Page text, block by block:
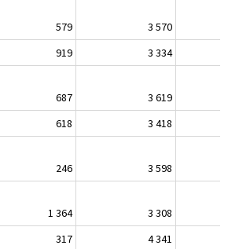
579
3 570
919
3 334
687
3 619
618
3 418
246
3 598
1 364
3 308
317 4 341